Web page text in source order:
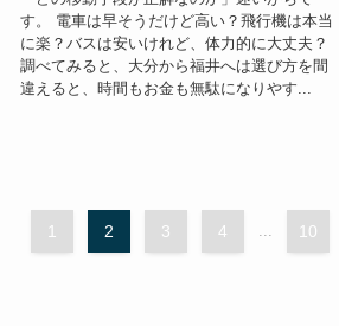
す。 電車は早そうだけど高い？飛行機は本当
に楽？バスは安いけれど、体力的に大丈夫？
調べてみると、大分から福井へは選び方を間
違えると、時間もお金も無駄になりやす...
1 2 3 4 10